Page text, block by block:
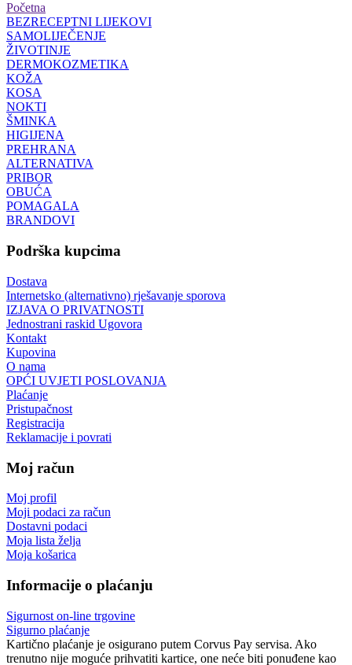
Početna
BEZRECEPTNI LIJEKOVI
SAMOLIJEČENJE
ŽIVOTINJE
DERMOKOZMETIKA
KOŽA
KOSA
NOKTI
ŠMINKA
HIGIJENA
PREHRANA
ALTERNATIVA
PRIBOR
OBUĆA
POMAGALA
BRANDOVI
Podrška kupcima
Dostava
Internetsko (alternativno) rješavanje sporova
IZJAVA O PRIVATNOSTI
Jednostrani raskid Ugovora
Kontakt
Kupovina
O nama
OPĆI UVJETI POSLOVANJA
Plaćanje
Pristupačnost
Registracija
Reklamacije i povrati
Moj račun
Moj profil
Moji podaci za račun
Dostavni podaci
Moja lista želja
Moja košarica
Informacije o plaćanju
Sigurnost on-line trgovine
Sigurno plaćanje
Kartično plaćanje je osigurano putem Corvus Pay servisa. Ako
trenutno nije moguće prihvatiti kartice, one neće biti ponuđene kao